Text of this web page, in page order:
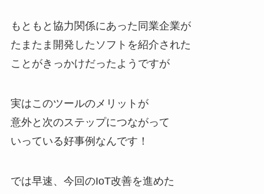
もともと協力関係にあった同業企業が
たまたま開発したソフトを紹介された
ことがきっかけだったようですが
実はこのツールのメリットが
意外と次のステップにつながって
いっている好事例なんです！
では早速、今回のIoT改善を進めた